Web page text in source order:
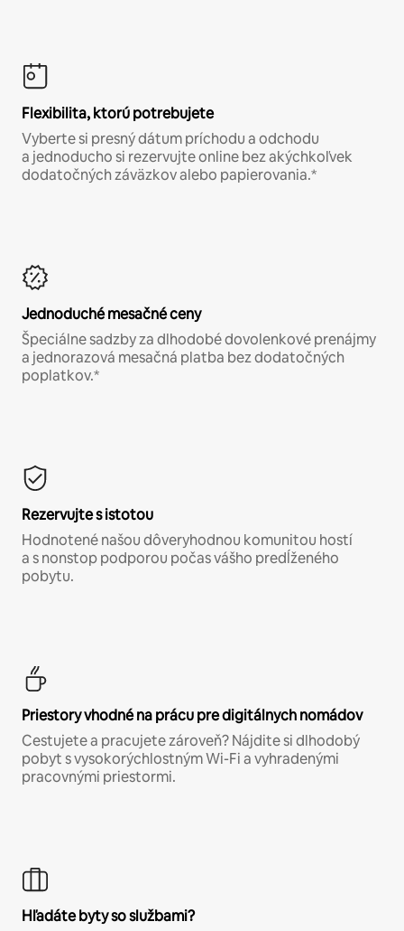
Flexibilita, ktorú potrebujete
Vyberte si presný dátum príchodu a odchodu
a jednoducho si rezervujte online bez akýchkoľvek
dodatočných záväzkov alebo papierovania.*
Jednoduché mesačné ceny
Špeciálne sadzby za dlhodobé dovolenkové prenájmy
a jednorazová mesačná platba bez dodatočných
poplatkov.*
Rezervujte s istotou
Hodnotené našou dôveryhodnou komunitou hostí
a s nonstop podporou počas vášho predĺženého
pobytu.
Priestory vhodné na prácu pre digitálnych nomádov
Cestujete a pracujete zároveň? Nájdite si dlhodobý
pobyt s vysokorýchlostným Wi-Fi a vyhradenými
pracovnými priestormi.
Hľadáte byty so službami?